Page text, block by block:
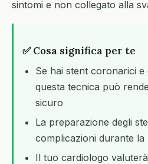
sintomi e non collegato alla
✅ Cosa significa per te
Se hai stent coronarici e
questa tecnica può
sicuro
La preparazione degli
complicazioni durante
Il tuo cardiologo